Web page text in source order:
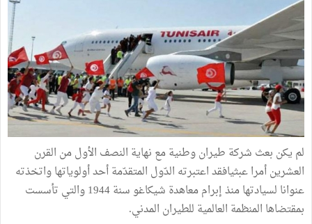
لم يكن بعث شركة طيران وطنية مع نهاية النصف الأول من القرن
العشرين أمرا عبثيافقد اعتبرته الدّول المتقدّمة أحد أولوياتها واتخذته
عنوانا لسيادتها منذ إبرام معاهدة شيكاغو سنة 1944 والتي تأسست
بمقتضاها المنظمة العالمية للطيران المدني.